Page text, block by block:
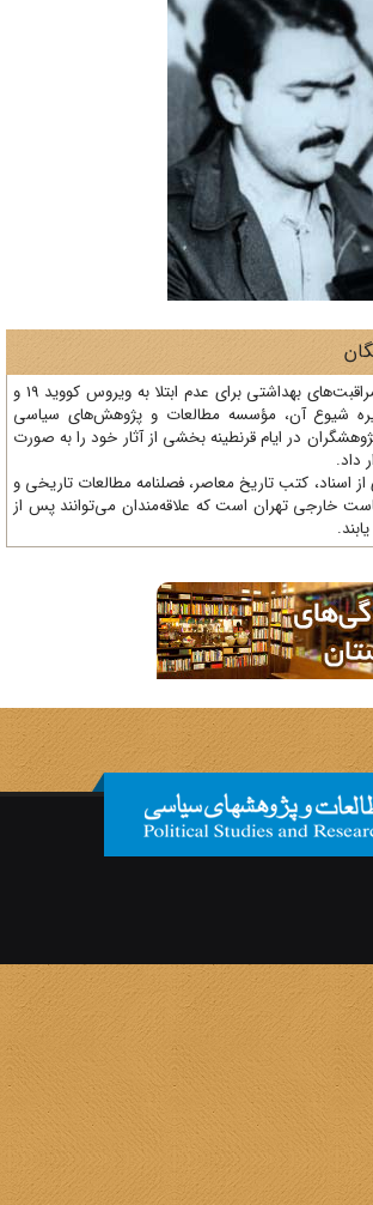
با توجه به نیاز به تداوم مراقبت‌های بهداشتی برای عدم ابتلا به ویروس کووید 19 و
شیوع آن، مؤسسه مطالعات و پژوهش‌های سیاسی
در ایام قرنطینه بخشی از آثار خود را به صورت
کتب تاریخ معاصر، فصلنامه‌ مطالعات تاریخی و
خارجی تهران است که علاقه‌مندان می‌توانند پس از